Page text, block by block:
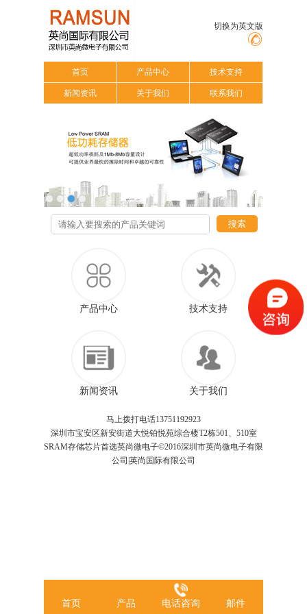
切换为英文版
首页 产品中心 技术支持
新闻资讯 关于我们 联系我们
搜索
产品中心 技术支持
新闻资讯 关于我们
马上拨打电话13751192923
深圳市宝安区新安街道大悦铂悦苑综合楼T2栋501、510室
SRAM存储芯片首选英尚微电子©2016深圳市英尚微电子有限
公司|英尚国际有限公司
首页 产品 电话咨询 邮件